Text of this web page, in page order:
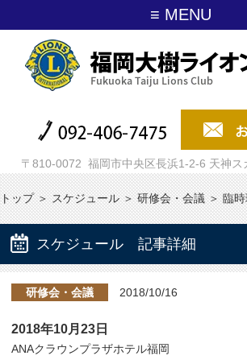
≡ MENU
〒810-0072 福岡市中央区長浜1-2-6 天神ス
トップ＞ スケジュール＞ 研修会・会議＞ 臨
スケジュール 記事詳細
研修会・会議 2018/10/16
2018年10月23日
ANAクラウンプラザホテル福岡